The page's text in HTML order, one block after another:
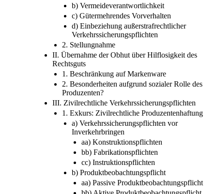
b) Vermeideverantwortlichkeit
c) Gütermehrendes Vorverhalten
d) Einbeziehung außerstrafrechtlicher
Verkehrssicherungspflichten
2. Stellungnahme
II. Übernahme der Obhut über Hilflosigkeit des
Rechtsguts
1. Beschränkung auf Markenware
2. Besonderheiten aufgrund sozialer Rolle des
Produzenten?
III. Zivilrechtliche Verkehrssicherungspflichten
1. Exkurs: Zivilrechtliche Produzentenhaftung
a) Verkehrssicherungspflichten vor
Inverkehrbringen
aa) Konstruktionspflichten
bb) Fabrikationspflichten
cc) Instruktionspflichten
b) Produktbeobachtungspflicht
aa) Passive Produktbeobachtungspflicht